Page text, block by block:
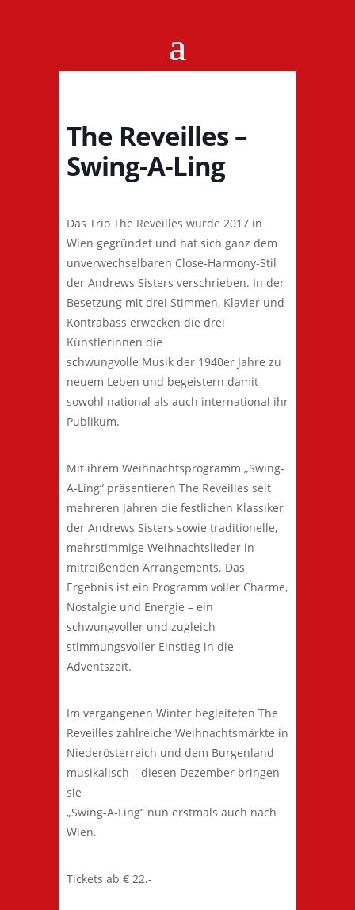
The Reveilles –
Swing-A-Ling
Das Trio The Reveilles wurde 2017 in
Wien gegründet und hat sich ganz dem
unverwechselbaren Close-Harmony-Stil
der Andrews Sisters verschrieben. In der
Besetzung mit drei Stimmen, Klavier und
Kontrabass erwecken die drei
Künstlerinnen die
schwungvolle Musik der 1940er Jahre zu
neuem Leben und begeistern damit
sowohl national als auch international ihr
Publikum.
Mit ihrem Weihnachtsprogramm „Swing-
A-Ling“ präsentieren The Reveilles seit
mehreren Jahren die festlichen Klassiker
der Andrews Sisters sowie traditionelle,
mehrstimmige Weihnachtslieder in
mitreißenden Arrangements. Das
Ergebnis ist ein Programm voller Charme,
Nostalgie und Energie – ein
schwungvoller und zugleich
stimmungsvoller Einstieg in die
Adventszeit.
Im vergangenen Winter begleiteten The
Reveilles zahlreiche Weihnachtsmärkte in
Niederösterreich und dem Burgenland
musikalisch – diesen Dezember bringen
sie
„Swing-A-Ling“ nun erstmals auch nach
Wien.
Tickets ab € 22.-